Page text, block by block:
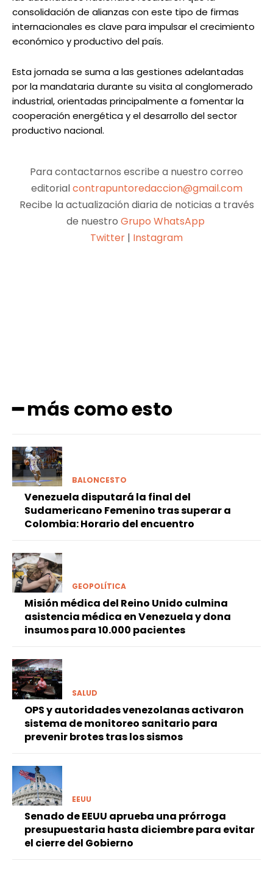
consolidación de alianzas con este tipo de firmas
internacionales es clave para impulsar el crecimiento
económico y productivo del país.
Esta jornada se suma a las gestiones adelantadas
por la mandataria durante su visita al conglomerado
industrial, orientadas principalmente a fomentar la
cooperación energética y el desarrollo del sector
productivo nacional.
Para contactarnos escribe a nuestro correo
editorialcontrapuntoredaccion@gmail.com
Recibe la actualización diaria de noticias a través
de nuestro Grupo WhatsApp
Twitter | Instagram
━ más como esto
BALONCESTO
Venezuela disputará la final del
Sudamericano Femenino tras superar a
Colombia: Horario del encuentro
GEOPOLÍTICA
Misión médica del Reino Unido culmina
asistencia médica en Venezuela y dona
insumos para 10.000 pacientes
SALUD
OPS y autoridades venezolanas activaron
sistema de monitoreo sanitario para
prevenir brotes tras los sismos
EEUU
Senado de EEUU aprueba una prórroga
presupuestaria hasta diciembre para evitar
el cierre del Gobierno